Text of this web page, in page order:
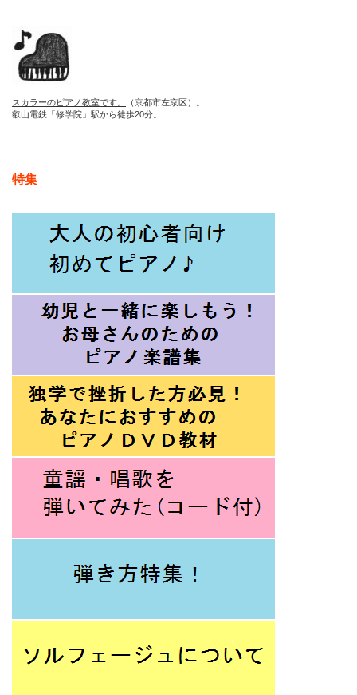
スカラーのピアノ教室です。
（京都市左京区）。
叡山電鉄「修学院」駅から徒歩20分。
特集